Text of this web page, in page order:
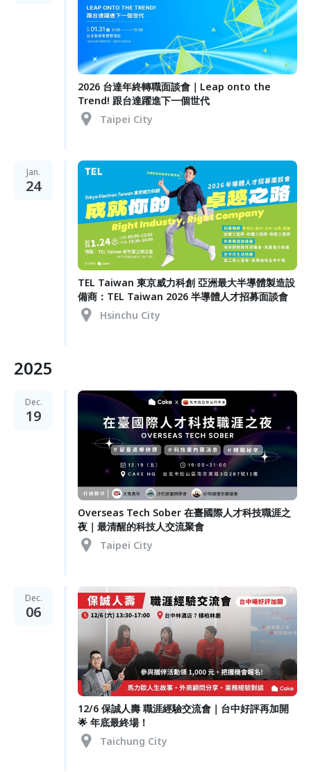
2026 台達年終轉職面談會｜Leap onto the
Trend! 跟台達躍進下一個世代
Taipei City
Jan.
24
TEL Taiwan 東京威力科創 亞洲最大半導體製造設
備商：TEL Taiwan 2026 半導體人才招募面談會
Hsinchu City
2025
Dec.
19
Overseas Tech Sober 在臺國際人才科技職涯之
夜｜最清醒的科技人交流聚會
Taipei City
Dec.
06
12/6 保誠人壽 職涯經驗交流會｜台中好評再加開
🌟 年底最終場！
Taichung City